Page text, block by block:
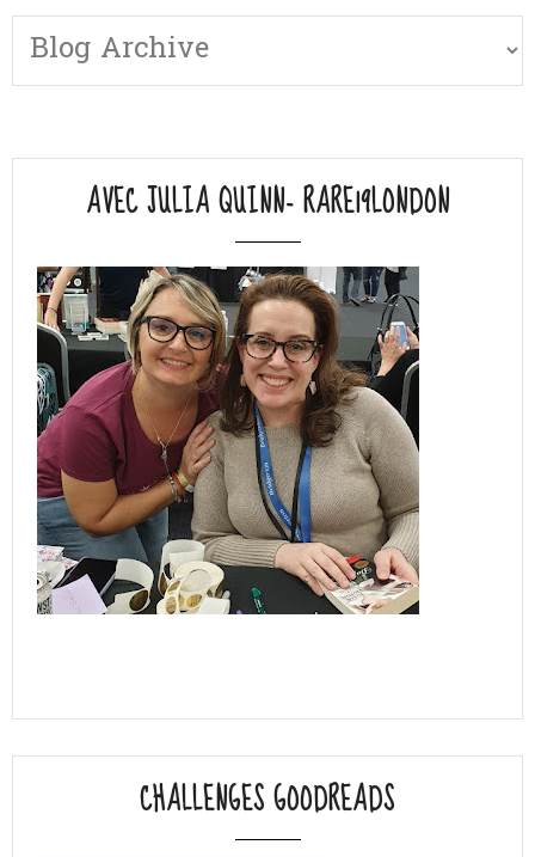
AVEC JULIA QUINN- RARE19LONDON
CHALLENGES GOODREADS